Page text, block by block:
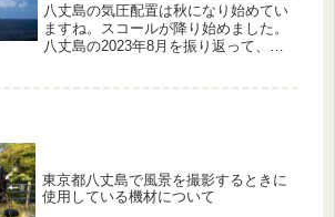
八丈島の気圧配置は秋になり始めてい
ますね。スコールが降り始めました。
八丈島の2023年8月を振り返って、八
東京都八丈島で風景を撮影するときに
使用している機材について